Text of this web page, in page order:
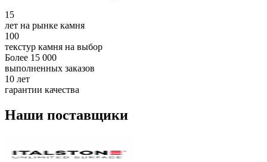
15
лет на рынке камня
100
текстур камня на выбор
Более 15 000
выполненных заказов
10 лет
гарантии качества
Наши поставщики